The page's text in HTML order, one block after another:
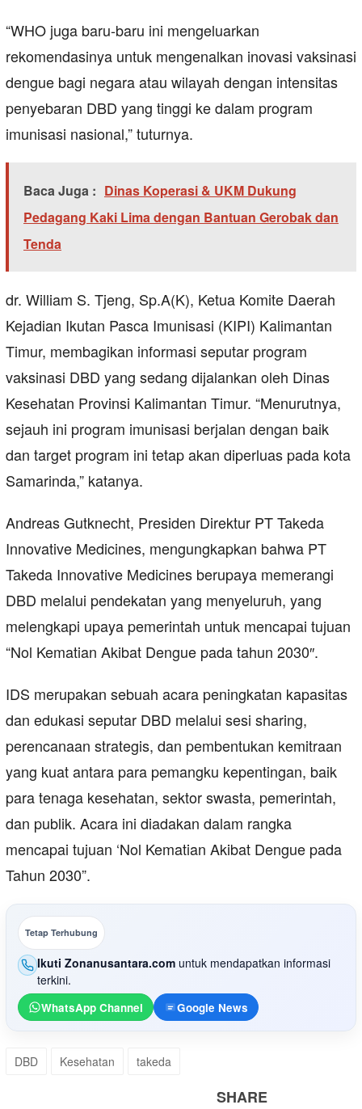
“WHO juga baru-baru ini mengeluarkan
rekomendasinya untuk mengenalkan inovasi vaksinasi
dengue bagi negara atau wilayah dengan intensitas
penyebaran DBD yang tinggi ke dalam program
imunisasi nasional,” tuturnya.
Baca Juga : Dinas Koperasi & UKM Dukung
Pedagang Kaki Lima dengan Bantuan Gerobak dan
Tenda
dr. William S. Tjeng, Sp.A(K), Ketua Komite Daerah
Kejadian Ikutan Pasca Imunisasi (KIPI) Kalimantan
Timur, membagikan informasi seputar program
vaksinasi DBD yang sedang dijalankan oleh Dinas
Kesehatan Provinsi Kalimantan Timur. “Menurutnya,
sejauh ini program imunisasi berjalan dengan baik
dan target program ini tetap akan diperluas pada kota
Samarinda,” katanya.
Andreas Gutknecht, Presiden Direktur PT Takeda
Innovative Medicines, mengungkapkan bahwa PT
Takeda Innovative Medicines berupaya memerangi
DBD melalui pendekatan yang menyeluruh, yang
melengkapi upaya pemerintah untuk mencapai tujuan
“Nol Kematian Akibat Dengue pada tahun 2030″.
IDS merupakan sebuah acara peningkatan kapasitas
dan edukasi seputar DBD melalui sesi sharing,
perencanaan strategis, dan pembentukan kemitraan
yang kuat antara para pemangku kepentingan, baik
para tenaga kesehatan, sektor swasta, pemerintah,
dan publik. Acara ini diadakan dalam rangka
mencapai tujuan ‘Nol Kematian Akibat Dengue pada
Tahun 2030”.
Tetap Terhubung
Ikuti Zonanusantara.com untuk mendapatkan informasi
terkini.
WhatsApp Channel Google News
DBD Kesehatan takeda
SHARE